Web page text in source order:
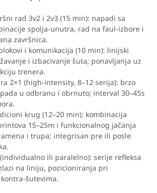
rad 3v2 i 2v3 (15 min): napadi sa
spolja-unutra, rad na faul-izbore i
završnica.
i komunikacija (10 min): linijski
i izbacivanje šuta; ponavljanja uz
trenera.
2×1 (high-intensity, 8–12 serija): brzo
u odbranu i obrnuto; interval 30–45s
krug (12–20 min): kombinacija
15–25m i funkcionalnog jačanja
i trupa; integrisan pre ili posle
ili paralelno): serije refleksa
na liniju, pozicioniranja pri
šutevima.